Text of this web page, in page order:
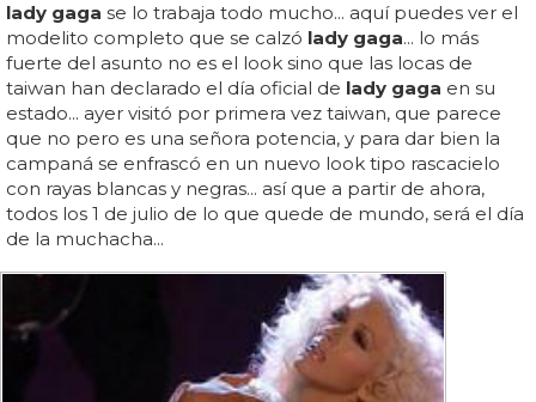
lady gaga se lo trabaja todo mucho... aquí puedes ver el
modelito completo que se calzó lady gaga... lo más
fuerte del asunto no es el look sino que las locas de
taiwan han declarado el día oficial de lady gaga en su
estado... ayer visitó por primera vez taiwan, que parece
que no pero es una señora potencia, y para dar bien la
campaná se enfrascó en un nuevo look tipo rascacielo
con rayas blancas y negras... así que a partir de ahora,
todos los 1 de julio de lo que quede de mundo, será el día
de la muchacha...